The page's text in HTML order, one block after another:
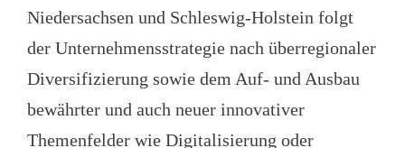
Niedersachsen und Schleswig-Holstein folgt
der Unternehmensstrategie nach überregionaler
Diversifizierung sowie dem Auf- und Ausbau
bewährter und auch neuer innovativer
Themenfelder wie Digitalisierung oder